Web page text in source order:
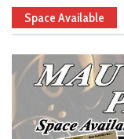
Space Available